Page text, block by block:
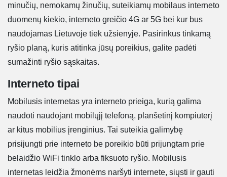
minučių, nemokamų žinučių, suteikiamų mobilaus interneto
duomenų kiekio, interneto greičio 4G ar 5G bei kur bus
naudojamas Lietuvoje tiek užsienyje. Pasirinkus tinkamą
ryšio planą, kuris atitinka jūsų poreikius, galite padėti
sumažinti ryšio sąskaitas.
Interneto tipai
Mobilusis internetas yra interneto prieiga, kurią galima
naudoti naudojant mobilųjį telefoną, planšetinį kompiuterį
ar kitus mobilius įrenginius. Tai suteikia galimybę
prisijungti prie interneto be poreikio būti prijungtam prie
belaidžio WiFi tinklo arba fiksuoto ryšio. Mobilusis
internetas leidžia žmonėms naršyti internete, siųsti ir gauti